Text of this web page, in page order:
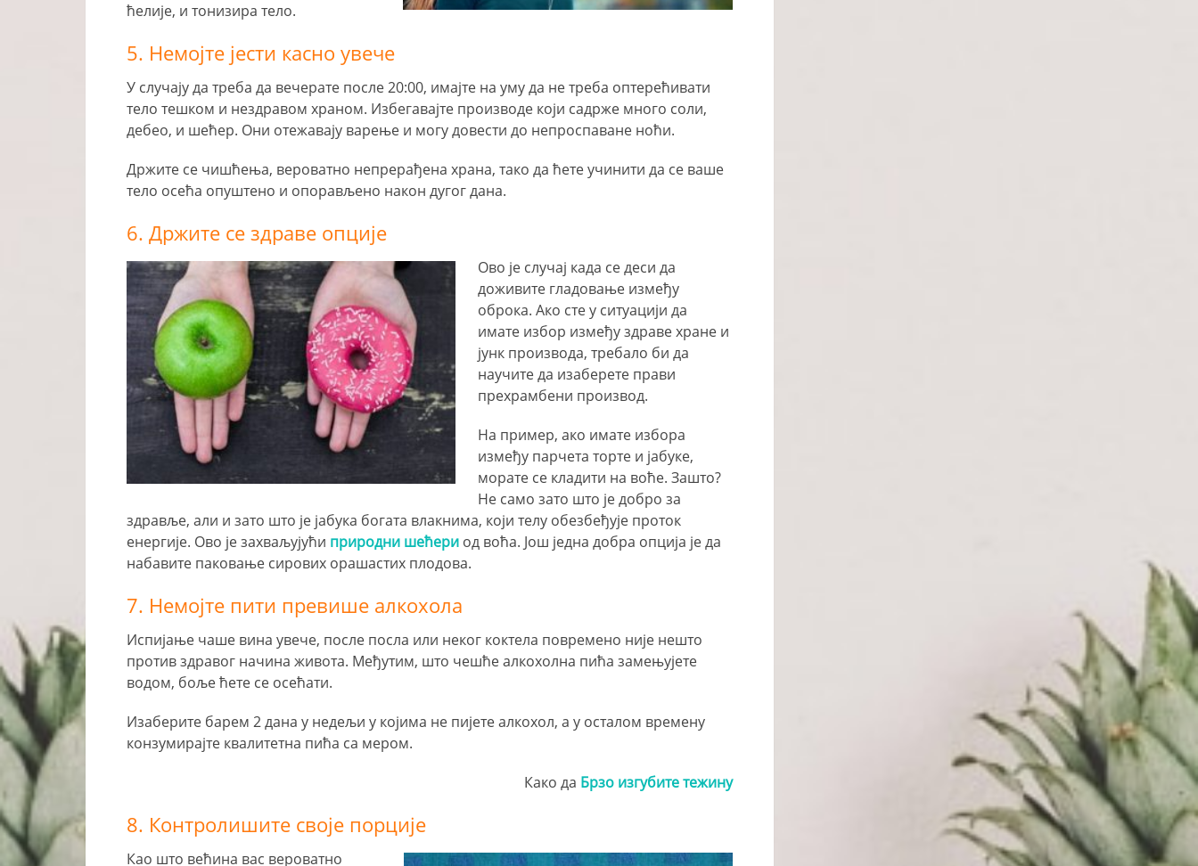
ћелије, и тонизира тело.
5. Немојте јести касно увече
У случају да треба да вечерате после 20:00, имајте на уму да не треба оптерећивати
тело тешком и нездравом храном. Избегавајте производе који садрже много соли,
дебео, и шећер. Они отежавају варење и могу довести до непроспаване ноћи.
Држите се чишћења, вероватно непрерађена храна, тако да ћете учинити да се ваше
тело осећа опуштено и опорављено након дугог дана.
6. Држите се здраве опције
Ово је случај када се деси да
доживите гладовање између
оброка. Ако сте у ситуацији да
имате избор између здраве хране и
јунк производа, требало би да
научите да изаберете прави
прехрамбени производ.
На пример, ако имате избора
између парчета торте и јабуке,
морате се кладити на воће. Зашто?
Не само зато што је добро за
здравље, али и зато што је јабука богата влакнима, који телу обезбеђује проток
енергије. Ово је захваљујући природни шећери од воћа. Још једна добра опција је да
набавите паковање сирових орашастих плодова.
7. Немојте пити превише алкохола
Испијање чаше вина увече, после посла или неког коктела повремено није нешто
против здравог начина живота. Међутим, што чешће алкохолна пића замењујете
водом, боље ћете се осећати.
Изаберите барем 2 дана у недељи у којима не пијете алкохол, а у осталом времену
конзумирајте квалитетна пића са мером.
Како да Брзо изгубите тежину
8. Контролишите своје порције
Као што већина вас вероватно